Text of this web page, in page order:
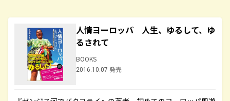
人情ヨーロッパ 人生、ゆるして、ゆ
るされて
BOOKS
2016.10.07 発売